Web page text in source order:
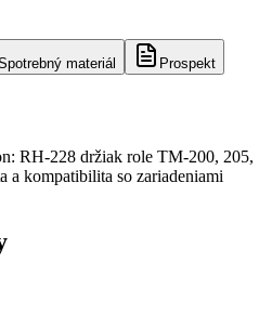
materiál Prospekt
RH-228 držiak role TM-200, 205,
a kompatibilita so zariadeniami